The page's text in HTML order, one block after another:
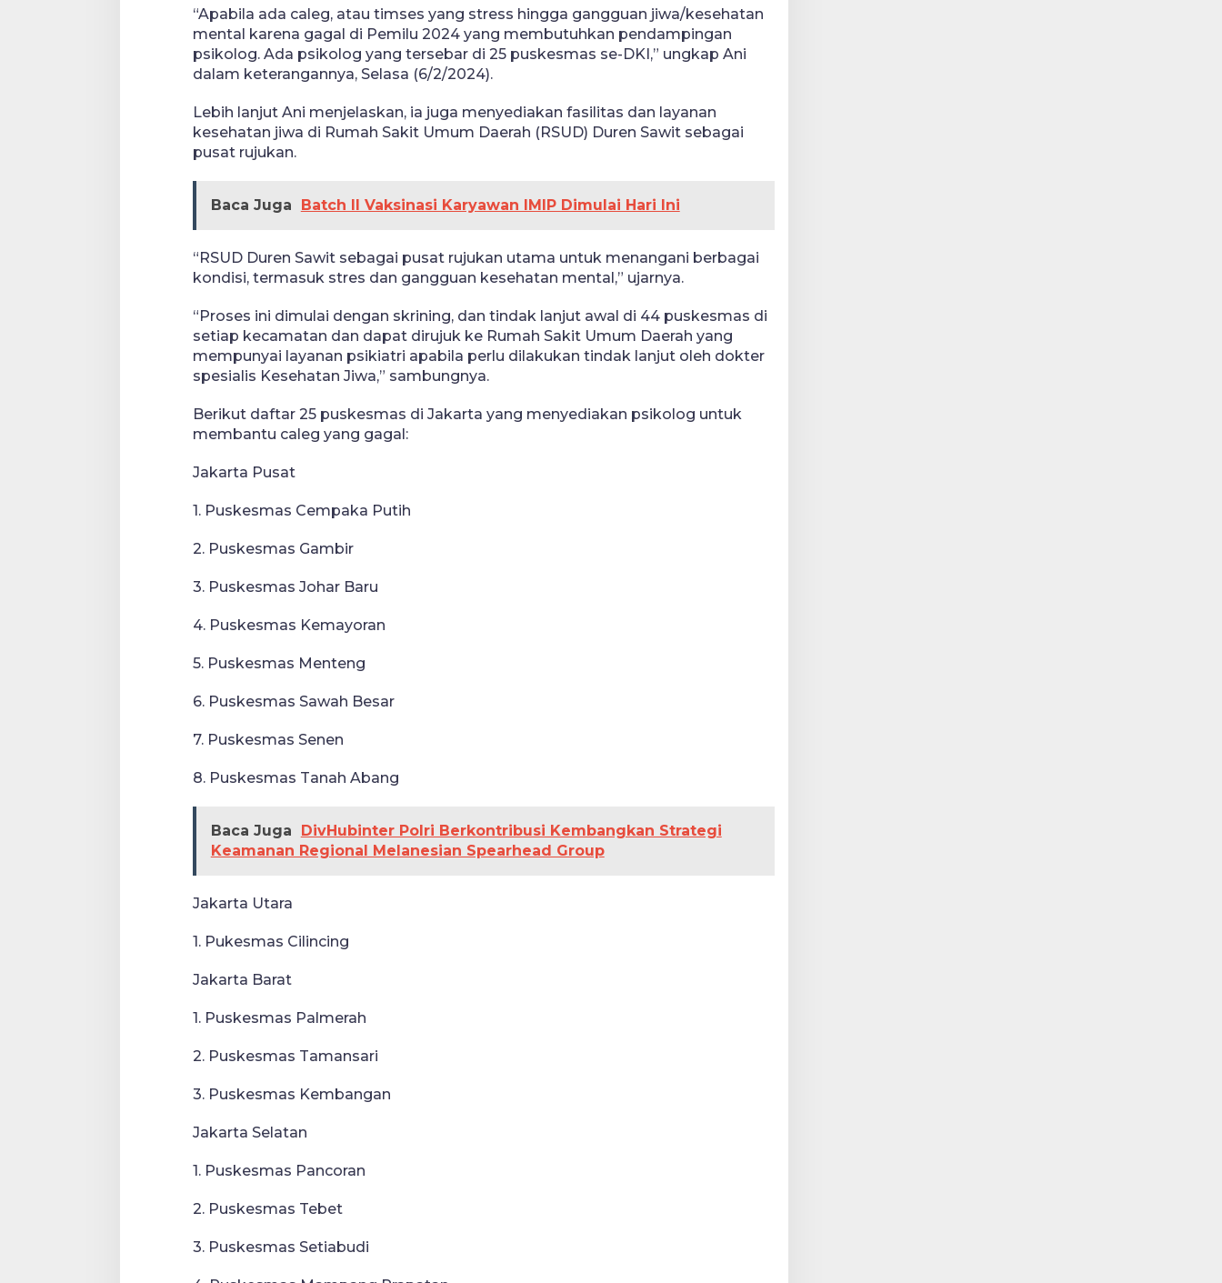
“Apabila ada caleg, atau timses yang stress hingga gangguan jiwa/kesehatan
mental karena gagal di Pemilu 2024 yang membutuhkan pendampingan
psikolog. Ada psikolog yang tersebar di 25 puskesmas se-DKI,” ungkap Ani
dalam keterangannya, Selasa (6/2/2024).
Lebih lanjut Ani menjelaskan, ia juga menyediakan fasilitas dan layanan
kesehatan jiwa di Rumah Sakit Umum Daerah (RSUD) Duren Sawit sebagai
pusat rujukan.
Baca Juga Batch II Vaksinasi Karyawan IMIP Dimulai Hari Ini
“RSUD Duren Sawit sebagai pusat rujukan utama untuk menangani berbagai
kondisi, termasuk stres dan gangguan kesehatan mental,” ujarnya.
“Proses ini dimulai dengan skrining, dan tindak lanjut awal di 44 puskesmas di
setiap kecamatan dan dapat dirujuk ke Rumah Sakit Umum Daerah yang
mempunyai layanan psikiatri apabila perlu dilakukan tindak lanjut oleh dokter
spesialis Kesehatan Jiwa,” sambungnya.
Berikut daftar 25 puskesmas di Jakarta yang menyediakan psikolog untuk
membantu caleg yang gagal:
Jakarta Pusat
1. Puskesmas Cempaka Putih
2. Puskesmas Gambir
3. Puskesmas Johar Baru
4. Puskesmas Kemayoran
5. Puskesmas Menteng
6. Puskesmas Sawah Besar
7. Puskesmas Senen
8. Puskesmas Tanah Abang
Baca Juga
DivHubinter Polri Berkontribusi Kembangkan Strategi
Keamanan Regional Melanesian Spearhead Group
Jakarta Utara
1. Pukesmas Cilincing
Jakarta Barat
1. Puskesmas Palmerah
2. Puskesmas Tamansari
3. Puskesmas Kembangan
Jakarta Selatan
1. Puskesmas Pancoran
2. Puskesmas Tebet
3. Puskesmas Setiabudi